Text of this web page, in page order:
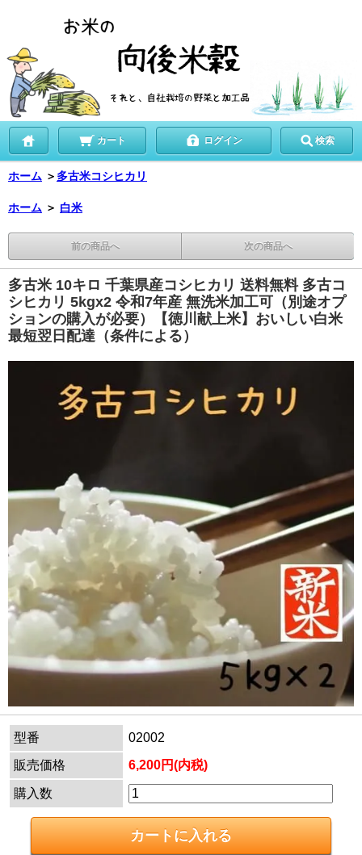
カート ログイン 検索
ホーム ＞ 多古米コシヒカリ
ホーム ＞ 白米
前の商品へ 次の商品へ
多古米 10キロ 千葉県産コシヒカリ 送料無料 多古コ
シヒカリ 5kgx2 令和7年産 無洗米加工可（別途オプ
ションの購入が必要）【徳川献上米】おいしい白米
最短翌日配達（条件による）
型番
02002
販売価格
6,200円(内税)
購入数